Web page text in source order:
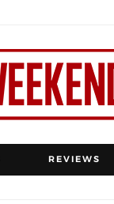
REVIEWS